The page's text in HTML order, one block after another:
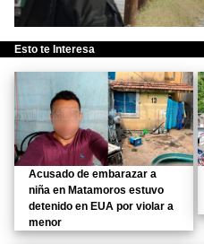
Esto te Interesa
Acusado de embarazar a
niña en Matamoros estuvo
detenido en EUA por violar a
menor